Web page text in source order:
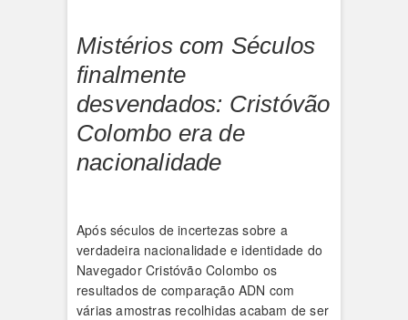
Mistérios com Séculos
finalmente
desvendados: Cristóvão
Colombo era de
nacionalidade
Após séculos de incertezas sobre a
verdadeira nacionalidade e identidade do
Navegador Cristóvão Colombo os
resultados de comparação ADN com
várias amostras recolhidas acabam de ser